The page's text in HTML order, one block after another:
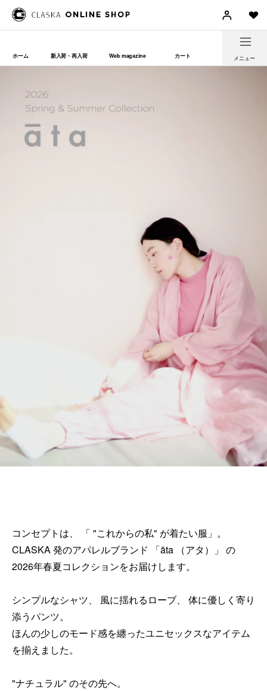
ホーム 新入荷・再入荷 Web magazine カート メニュー
コンセプトは、 「 "これからの私" が着たい服」。
CLASKA 発のアパレルブランド 「āta （アタ）」 の
2026年春夏コレクションをお届けします。
シンプルなシャツ、 風に揺れるローブ、 体に優しく寄り
添うパンツ。
ほんの少しのモード感を纏ったユニセックスなアイテム
を揃えました。
"ナチュラル" のその先へ。